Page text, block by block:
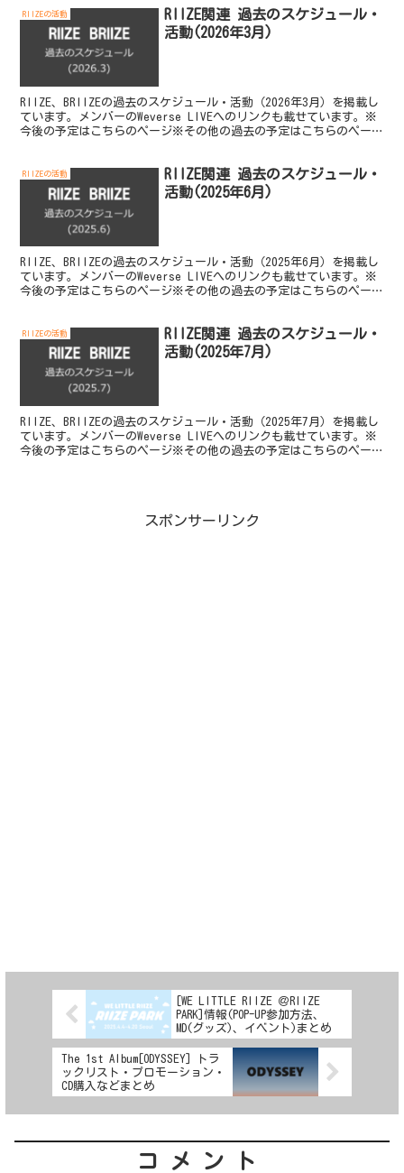
RIIZEの活動
RIIZE関連 過去のスケジュール・
活動(2026年3月)
RIIZE、BRIIZEの過去のスケジュール・活動（2026年3月）を掲載し
ています。メンバーのWeverse LIVEへのリンクも載せています。※
今後の予定はこちらのページ※その他の過去の予定はこちらのページ
RIIZEの活動
RIIZE関連 過去のスケジュール・
活動(2025年6月)
RIIZE、BRIIZEの過去のスケジュール・活動（2025年6月）を掲載し
ています。メンバーのWeverse LIVEへのリンクも載せています。※
今後の予定はこちらのページ※その他の過去の予定はこちらのページ
RIIZEの活動
RIIZE関連 過去のスケジュール・
活動(2025年7月)
RIIZE、BRIIZEの過去のスケジュール・活動（2025年7月）を掲載し
ています。メンバーのWeverse LIVEへのリンクも載せています。※
今後の予定はこちらのページ※その他の過去の予定はこちらのページ
スポンサーリンク
[WE LITTLE RIIZE ＠RIIZE
PARK]情報(POP-UP参加方法、
MD(グッズ)、イベント)まとめ
The 1st Album[ODYSSEY] トラ
ックリスト・プロモーション・
CD購入などまとめ
コメント